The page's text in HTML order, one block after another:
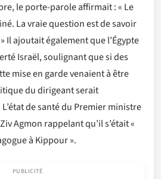
le porte-parole affirmait : « Le
La vraie question est de savoir
Il ajoutait également que l’Égypte
Israël, soulignant que si des
mise en garde venaient à être
du dirigeant serait
de santé du Premier ministre
Agmon rappelant qu’il s’était «
à Kippour ».